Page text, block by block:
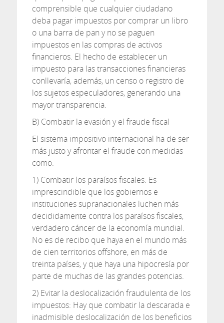
comprensible que cualquier ciudadano
deba pagar impuestos por comprar un libro
o una barra de pan y no se paguen
impuestos en las compras de activos
financieros. El hecho de establecer un
impuesto para las transacciones financieras
conllevaría, además, un censo o registro de
los sujetos especuladores, generando una
mayor transparencia.
B) Combatir la evasión y el fraude fiscal
El sistema impositivo internacional ha de ser
más justo y afrontar el fraude con medidas
como:
1) Combatir los paraísos fiscales: Es
imprescindible que los gobiernos e
instituciones supranacionales luchen más
decididamente contra los paraísos fiscales,
verdadero cáncer de la economía mundial.
No es de recibo que haya en el mundo más
de cien territorios offshore, en más de
treinta países, y que haya una hipocresía por
parte de muchas de las grandes potencias.
2) Evitar la deslocalización fraudulenta de los
impuestos: Hay que combatir la descarada e
inadmisible deslocalización de los beneficios